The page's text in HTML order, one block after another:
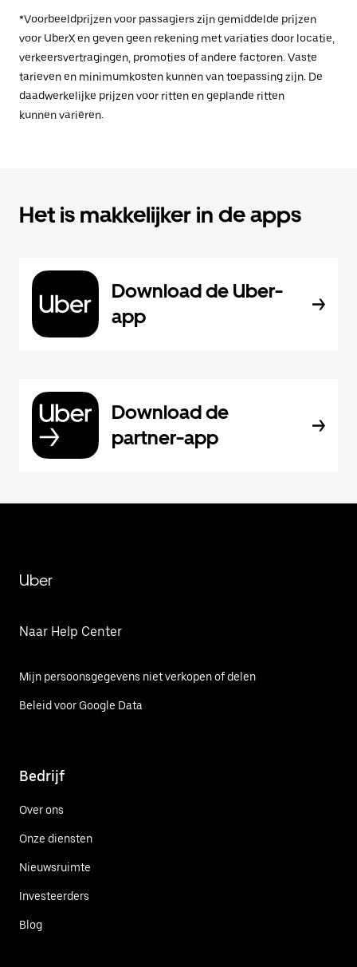
*Voorbeeldprijzen voor passagiers zijn gemiddelde prijzen
voor UberX en geven geen rekening met variaties door locatie,
verkeersvertragingen, promoties of andere factoren. Vaste
tarieven en minimumkosten kunnen van toepassing zijn. De
daadwerkelijke prijzen voor ritten en geplande ritten
kunnen variëren.
Het is makkelijker in de apps
Download de Uber-
app
Download de
partner-app
Uber
Naar Help Center
Mijn persoonsgegevens niet verkopen of delen
Beleid voor Google Data
Bedrijf
Over ons
Onze diensten
Nieuwsruimte
Investeerders
Blog